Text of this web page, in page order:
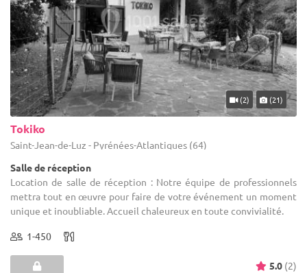
(2) (21)
Tokiko
Saint-Jean-de-Luz - Pyrénées-Atlantiques (64)
Salle de réception
Location de salle de réception : Notre équipe de professionnels
mettra tout en œuvre pour faire de votre événement un moment
unique et inoubliable. Accueil chaleureux en toute convivialité.
1-450
5.0 (2)